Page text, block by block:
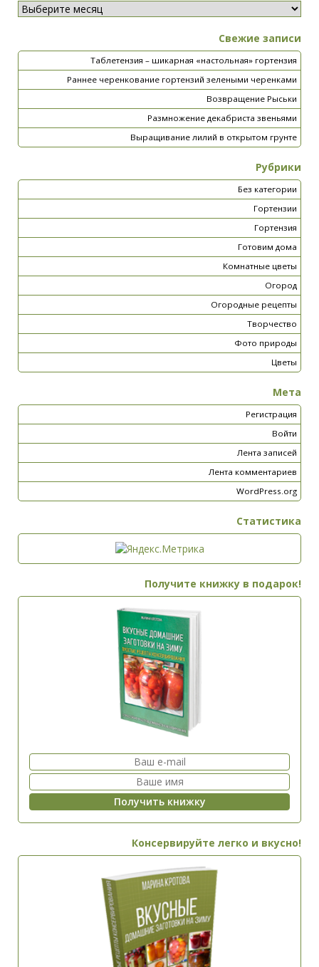
Свежие записи
Таблетензия – шикарная «настольная» гортензия
Раннее черенкование гортензий зелеными черенками
Возвращение Рыськи
Размножение декабриста звеньями
Выращивание лилий в открытом грунте
Рубрики
Без категории
Гортензии
Гортензия
Готовим дома
Комнатные цветы
Огород
Огородные рецепты
Творчество
Фото природы
Цветы
Мета
Регистрация
Войти
Лента записей
Лента комментариев
WordPress.org
Статистика
Получите книжку в подарок!
Консервируйте легко и вкусно!